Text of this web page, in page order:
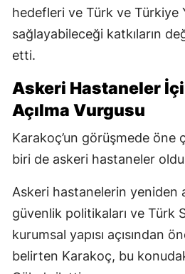
hedefleri ve Türk ve Türkiye
sağlayabileceği katkıların
etti.
Askeri Hastaneler
Açılma Vurgusu
Karakoç’un görüşmede öne
biri de askeri hastaneler
Askeri hastanelerin yeniden
güvenlik politikaları ve Türk
kurumsal yapısı açısından
belirten Karakoç, bu